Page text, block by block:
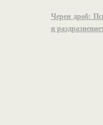
Черен дроб:
и